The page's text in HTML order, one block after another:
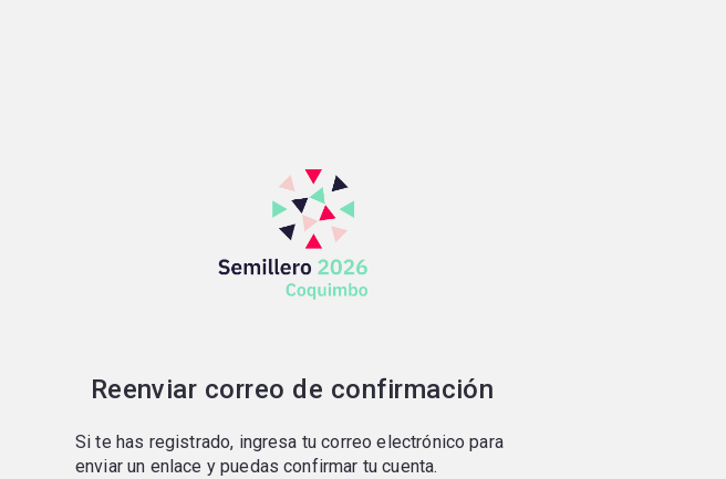
Reenviar correo de confirmación
Si te has registrado, ingresa tu correo electrónico para
enviar un enlace y puedas confirmar tu cuenta.